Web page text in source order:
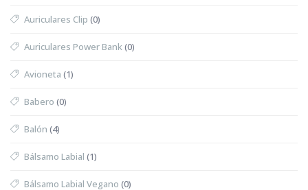
Auriculares Clip (0)
Auriculares Power Bank(0)
Avioneta (1)
Babero (0)
Balón (4)
Bálsamo Labial (1)
Bálsamo Labial Vegano (0)